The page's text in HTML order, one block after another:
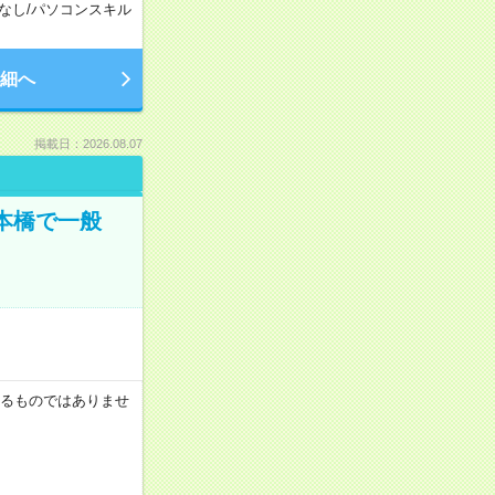
し/パソコンスキル
へ
掲載日：2026.08.07
橋で一般
ものではありませ